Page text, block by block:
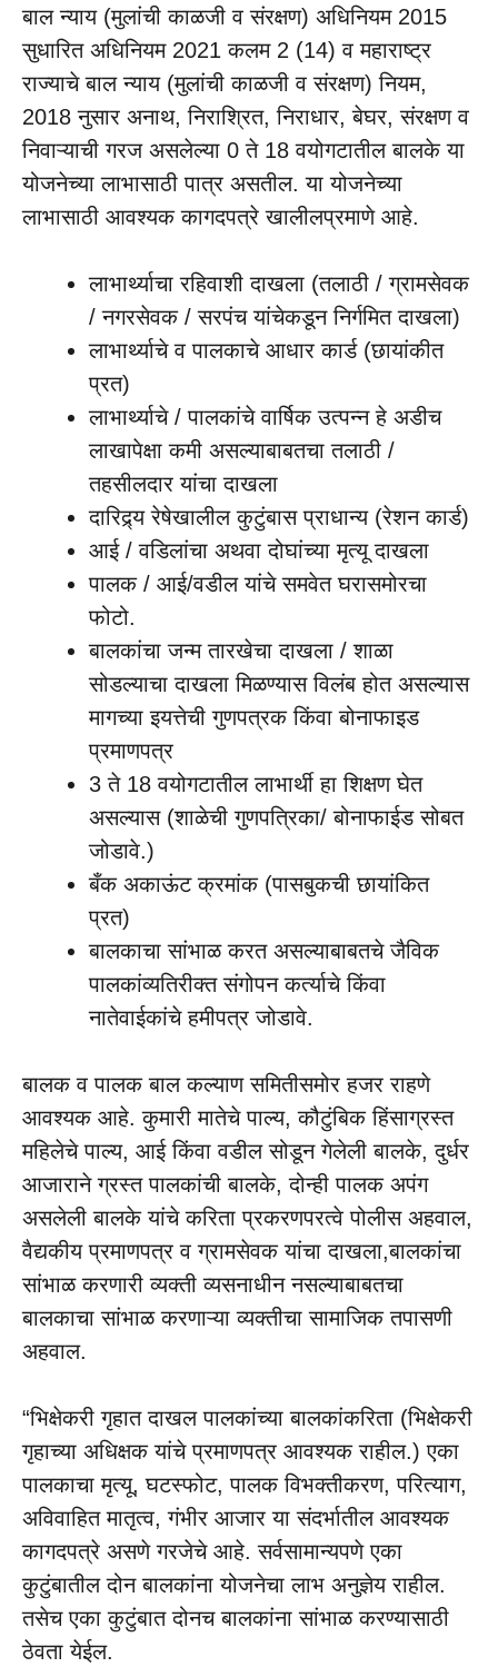
बाल न्याय (मुलांची काळजी व संरक्षण) अधिनियम 2015
सुधारित अधिनियम 2021 कलम 2 (14) व महाराष्ट्र
राज्याचे बाल न्याय (मुलांची काळजी व संरक्षण) नियम,
2018 नुसार अनाथ, निराश्रित, निराधार, बेघर, संरक्षण व
निवाऱ्याची गरज असलेल्या 0 ते 18 वयोगटातील बालके या
योजनेच्या लाभासाठी पात्र असतील. या योजनेच्या
लाभासाठी आवश्यक कागदपत्रे खालीलप्रमाणे आहे.
लाभार्थ्याचा रहिवाशी दाखला (तलाठी / ग्रामसेवक
/ नगरसेवक / सरपंच यांचेकडून निर्गमित दाखला)
लाभार्थ्याचे व पालकाचे आधार कार्ड (छायांकीत
प्रत)
लाभार्थ्याचे / पालकांचे वार्षिक उत्पन्न हे अडीच
लाखापेक्षा कमी असल्याबाबतचा तलाठी /
तहसीलदार यांचा दाखला
दारिद्र्य रेषेखालील कुटुंबास प्राधान्य (रेशन कार्ड)
आई / वडिलांचा अथवा दोघांच्या मृत्यू दाखला
पालक / आई/वडील यांचे समवेत घरासमोरचा
फोटो.
बालकांचा जन्म तारखेचा दाखला / शाळा
सोडल्याचा दाखला मिळण्यास विलंब होत असल्यास
मागच्या इयत्तेची गुणपत्रक किंवा बोनाफाइड
प्रमाणपत्र
3 ते 18 वयोगटातील लाभार्थी हा शिक्षण घेत
असल्यास (शाळेची गुणपत्रिका/ बोनाफाईड सोबत
जोडावे.)
बँक अकाऊंट क्रमांक (पासबुकची छायांकित
प्रत)
बालकाचा सांभाळ करत असल्याबाबतचे जैविक
पालकांव्यतिरीक्त संगोपन कर्त्याचे किंवा
नातेवाईकांचे हमीपत्र जोडावे.
बालक व पालक बाल कल्याण समितीसमोर हजर राहणे
आवश्यक आहे. कुमारी मातेचे पाल्य, कौटुंबिक हिंसाग्रस्त
महिलेचे पाल्य, आई किंवा वडील सोडून गेलेली बालके, दुर्धर
आजाराने ग्रस्त पालकांची बालके, दोन्ही पालक अपंग
असलेली बालके यांचे करिता प्रकरणपरत्वे पोलीस अहवाल,
वैद्यकीय प्रमाणपत्र व ग्रामसेवक यांचा दाखला,बालकांचा
सांभाळ करणारी व्यक्ती व्यसनाधीन नसल्याबाबतचा
बालकाचा सांभाळ करणाऱ्या व्यक्तीचा सामाजिक तपासणी
अहवाल.
“भिक्षेकरी गृहात दाखल पालकांच्या बालकांकरिता (भिक्षेकरी
गृहाच्या अधिक्षक यांचे प्रमाणपत्र आवश्यक राहील.) एका
पालकाचा मृत्यू, घटस्फोट, पालक विभक्तीकरण, परित्याग,
अविवाहित मातृत्व, गंभीर आजार या संदर्भातील आवश्यक
कागदपत्रे असणे गरजेचे आहे. सर्वसामान्यपणे एका
कुटुंबातील दोन बालकांना योजनेचा लाभ अनुज्ञेय राहील.
तसेच एका कुटुंबात दोनच बालकांना सांभाळ करण्यासाठी
ठेवता येईल.